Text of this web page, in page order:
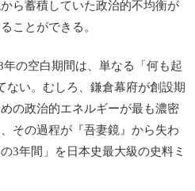
ら蓄積していた政治的不均衡が
ことができる。
年の空白期間は、単なる「何も起
ない。むしろ、鎌倉幕府が創設期
の政治的エネルギーが最も濃密
その過程が『吾妻鏡』から失わ
3年間」を日本史最大級の史料ミ